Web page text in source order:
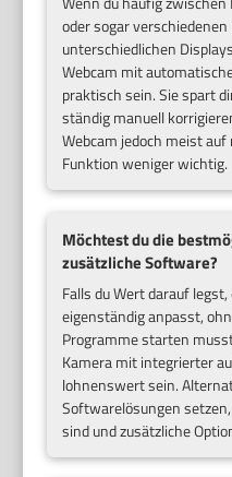
oder sogar
unterschiedlichen
Webcam mit
praktisch sein. Sie spart
ständig manuell
Webcam jedoch meist
Funktion weniger wichtig.
Möchtest du die
zusätzliche Software?
Falls du Wert darauf
eigenständig anpasst,
Programme starten
Kamera mit integrierter
lohnenswert sein.
Softwarelösungen
sind und zusätzliche